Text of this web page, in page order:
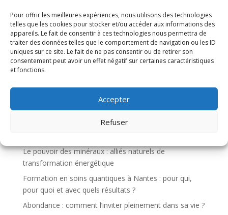
Pour offrir les meilleures expériences, nous utilisons des technologies
telles que les cookies pour stocker et/ou accéder aux informations des
appareils. Le fait de consentir à ces technologies nous permettra de
traiter des données telles que le comportement de navigation ou les ID
uniques sur ce site. Le fait de ne pas consentir ou de retirer son
consentement peut avoir un effet négatif sur certaines caractéristiques
et fonctions.
Accepter
Refuser
la douleur, les phobies, et bien plus. Cette méthode
respectueuse favorise des transformations profondes
et durables.
Recent Posts
Les minéraux et les chakras : harmoniser le corps
Le pouvoir des minéraux : alliés naturels de
transformation énergétique
Formation en soins quantiques à Nantes : pour qui,
pour quoi et avec quels résultats ?
Abondance : comment l’inviter pleinement dans sa vie ?